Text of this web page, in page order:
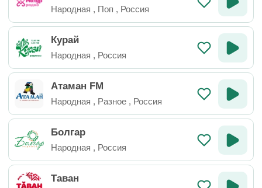
Народная , Поп , Россия
Курай
Народная , Россия
Атаман FM
Народная , Разное , Россия
Болгар
Народная , Россия
Таван